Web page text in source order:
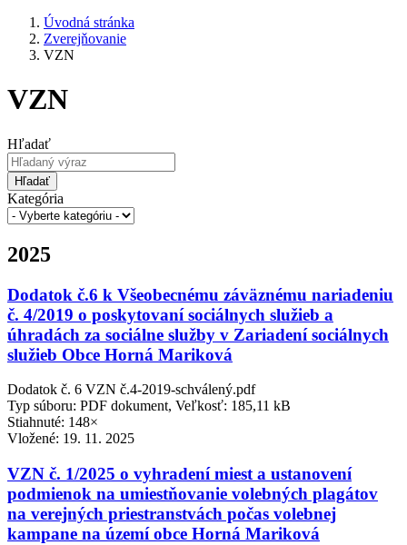
Úvodná stránka
Zverejňovanie
VZN
VZN
Hľadať
Hľadať
Kategória
2025
Dodatok č.6 k Všeobecnému záväznému nariadeniu
č. 4/2019 o poskytovaní sociálnych služieb a
úhradách za sociálne služby v Zariadení sociálnych
služieb Obce Horná Mariková
Dodatok č. 6 VZN č.4-2019-schválený.pdf
Typ súboru: PDF dokument, Veľkosť: 185,11 kB
Stiahnuté: 148×
Vložené: 19. 11. 2025
VZN č. 1/2025 o vyhradení miest a ustanovení
podmienok na umiestňovanie volebných plagátov
na verejných priestranstvách počas volebnej
kampane na území obce Horná Mariková